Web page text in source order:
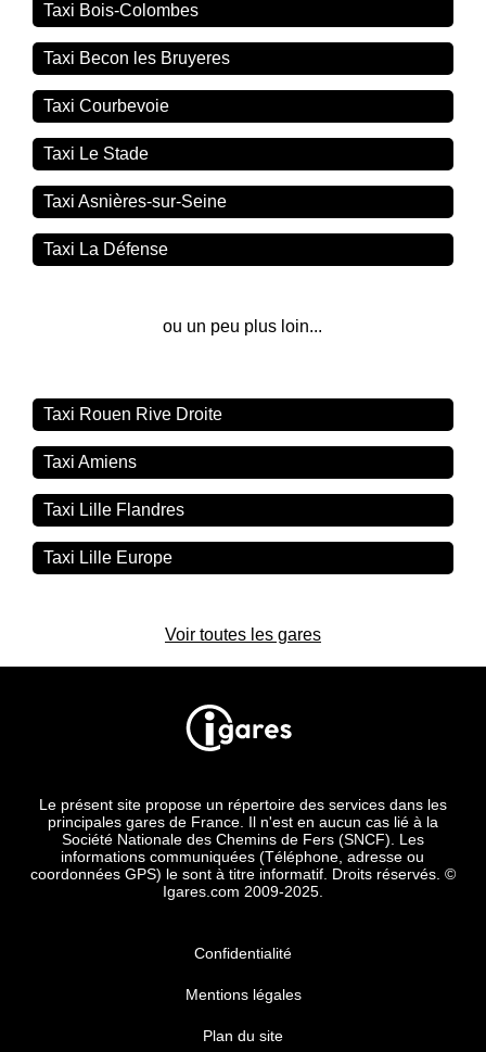
Taxi Bois-Colombes
Taxi Becon les Bruyeres
Taxi Courbevoie
Taxi Le Stade
Taxi Asnières-sur-Seine
Taxi La Défense
ou un peu plus loin...
Taxi Rouen Rive Droite
Taxi Amiens
Taxi Lille Flandres
Taxi Lille Europe
Voir toutes les gares
Le présent site propose un répertoire des services dans les
principales gares de France. Il n'est en aucun cas lié à la
Société Nationale des Chemins de Fers (SNCF). Les
informations communiquées (Téléphone, adresse ou
coordonnées GPS) le sont à titre informatif. Droits réservés. ©
Igares.com 2009-2025.
Confidentialité
Mentions légales
Plan du site